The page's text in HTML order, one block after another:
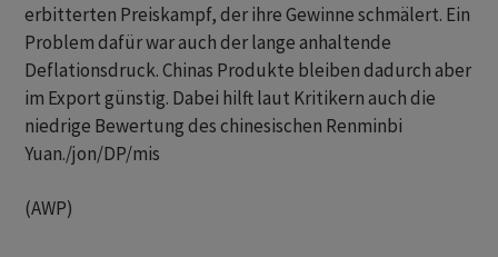
erbitterten Preiskampf, der ihre Gewinne schmälert. Ein
Problem dafür war auch der lange anhaltende
Deflationsdruck. Chinas Produkte bleiben dadurch aber
im Export günstig. Dabei hilft laut Kritikern auch die
niedrige Bewertung des chinesischen Renminbi
Yuan./jon/DP/mis
(AWP)